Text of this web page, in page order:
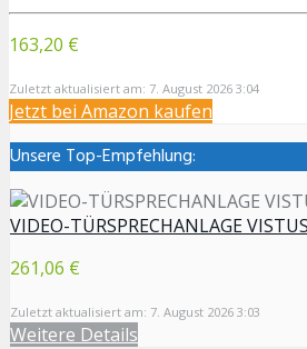
163,20 €
Zuletzt aktualisiert am: 7. August 2026 3:04
Jetzt bei Amazon kaufen
Unsere Top-Empfehlung:
VIDEO-TÜRSPRECHANLAGE
261,06 €
Zuletzt aktualisiert am: 7. August 2026 3:03
Weitere Details